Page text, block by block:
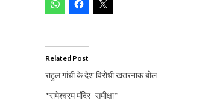
Related Post
राहुल गांधी के देश विरोधी खतरनाक बोल
*रामेश्वरम मंदिर -समीक्षा*